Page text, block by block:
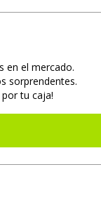
en el mercado.
sorprendentes.
tu caja!